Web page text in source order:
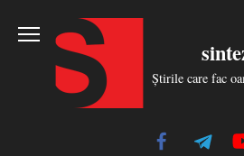
Știrile care fac